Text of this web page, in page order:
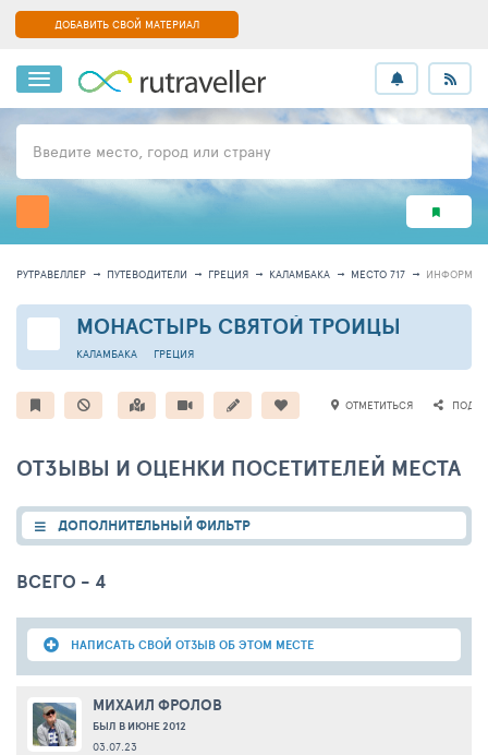
ДОБАВИТЬ СВОЙ МАТЕРИАЛ
Введите место, город или страну
РУТРАВЕЛЛЕР ПУТЕВОДИТЕЛИ ГРЕЦИЯ КАЛАМБАКА МЕСТО 717
МОНАСТЫРЬ СВЯТОЙ ТРОИЦЫ
ГРЕЦИЯ
КАЛАМБАКА
ОТМЕТИТЬСЯ
ОТЗЫВЫ И ОЦЕНКИ ПОСЕТИТЕЛЕЙ МЕСТА
ДОПОЛНИТЕЛЬНЫЙ ФИЛЬТР
ВСЕГО - 4
НАПИСАТЬ СВОЙ ОТЗЫВ ОБ ЭТОМ МЕСТЕ
МИХАИЛ ФРОЛОВ
БЫЛ В ИЮНЕ 2012
03.07.23